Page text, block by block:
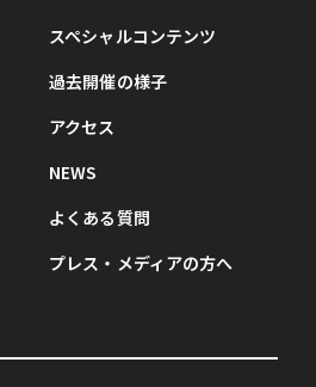
スペシャルコンテンツ
過去開催の様子
アクセス
NEWS
よくある質問
プレス・メディアの方へ